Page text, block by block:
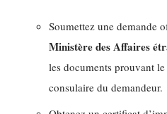
Soumettez une demande
Ministère des Affaires
les documents prouvant
consulaire du demandeur.